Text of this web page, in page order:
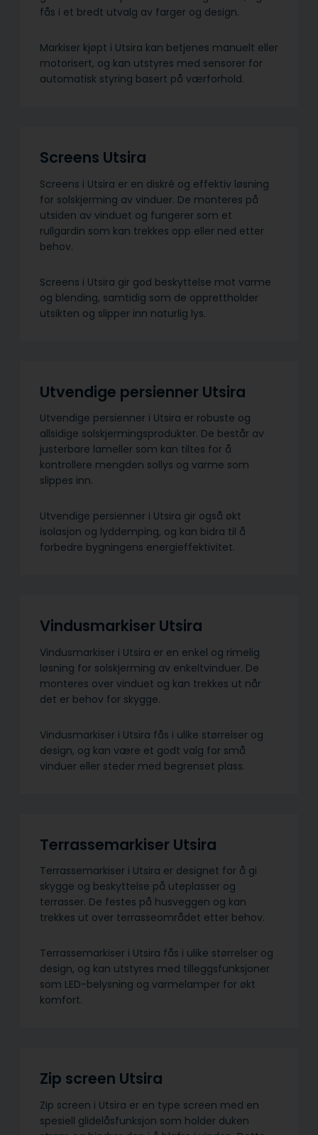
fås i et bredt utvalg av farger og design.
Markiser kjøpt i Utsira kan betjenes manuelt eller
motorisert, og kan utstyres med sensorer for
automatisk styring basert på værforhold.
Screens Utsira
Screens i Utsira er en diskré og effektiv løsning
for solskjerming av vinduer. De monteres på
utsiden av vinduet og fungerer som et
rullgardin som kan trekkes opp eller ned etter
behov.
Screens i Utsira gir god beskyttelse mot varme
og blending, samtidig som de opprettholder
utsikten og slipper inn naturlig lys.
Utvendige persienner Utsira
Utvendige persienner i Utsira er robuste og
allsidige solskjermings­produkter. De består av
justerbare lameller som kan tiltes for å
kontrollere mengden sollys og varme som
slippes inn.
Utvendige persienner i Utsira gir også økt
isolasjon og lyddemping, og kan bidra til å
forbedre bygningens energieffektivitet.
Vindusmarkiser Utsira
Vindusmarkiser i Utsira er en enkel og rimelig
løsning for solskjerming av enkeltvinduer. De
monteres over vinduet og kan trekkes ut når
det er behov for skygge.
Vindusmarkiser i Utsira fås i ulike størrelser og
design, og kan være et godt valg for små
vinduer eller steder med begrenset plass.
Terrassemarkiser Utsira
Terrassemarkiser i Utsira er designet for å gi
skygge og beskyttelse på uteplasser og
terrasser. De festes på husveggen og kan
trekkes ut over terrasseområdet etter behov.
Terrassemarkiser i Utsira fås i ulike størrelser og
design, og kan utstyres med tilleggsfunksjoner
som LED-belysning og varmelamper for økt
komfort.
Zip screen Utsira
Zip screen i Utsira er en type screen med en
spesiell glidelåsfunksjon som holder duken